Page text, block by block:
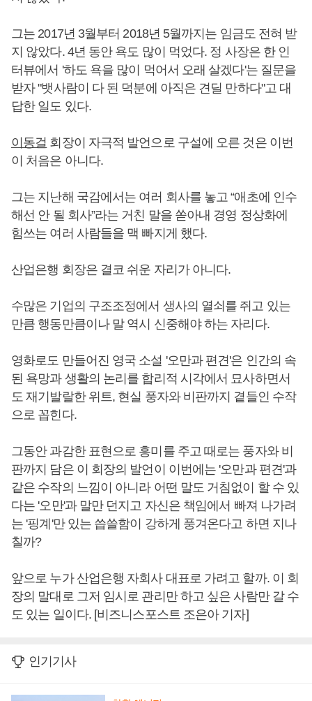
그는 2017년 3월부터 2018년 5월까지는 임금도 전혀 받
지 않았다. 4년 동안 욕도 많이 먹었다. 정 사장은 한 인
터뷰에서 '하도 욕을 많이 먹어서 오래 살겠다'는 질문을
받자 "뱃사람이 다 된 덕분에 아직은 견딜 만하다"고 대
답한 일도 있다.
이동걸 회장이 자극적 발언으로 구설에 오른 것은 이번
이 처음은 아니다.
그는 지난해 국감에서는 여러 회사를 놓고 “애초에 인수
해선 안 될 회사”라는 거친 말을 쏟아내 경영 정상화에
힘쓰는 여러 사람들을 맥 빠지게 했다.
산업은행 회장은 결코 쉬운 자리가 아니다.
수많은 기업의 구조조정에서 생사의 열쇠를 쥐고 있는
만큼 행동만큼이나 말 역시 신중해야 하는 자리다.
영화로도 만들어진 영국 소설 '오만과 편견'은 인간의 속
된 욕망과 생활의 논리를 합리적 시각에서 묘사하면서
도 재기발랄한 위트, 현실 풍자와 비판까지 곁들인 수작
으로 꼽힌다.
그동안 과감한 표현으로 흥미를 주고 때로는 풍자와 비
판까지 담은 이 회장의 발언이 이번에는 '오만과 편견'과
같은 수작의 느낌이 아니라 어떤 말도 거침없이 할 수 있
다는 '오만'과 말만 던지고 자신은 책임에서 빠져 나가려
는 '핑계'만 있는 씁쓸함이 강하게 풍겨온다고 하면 지나
칠까?
앞으로 누가 산업은행 자회사 대표로 가려고 할까. 이 회
장의 말대로 그저 임시로 관리만 하고 싶은 사람만 갈 수
도 있는 일이다. [비즈니스포스트 조은아 기자]
인기기사